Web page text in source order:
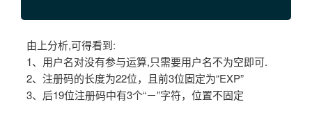
由上分析,可得看到:
1、用户名对没有参与运算,只需要用户名不为空即可.
2、注册码的长度为22位，且前3位固定为“EXP”
3、后19位注册码中有3个“－”字符，位置不固定